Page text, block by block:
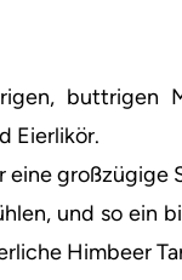
buttrigen
Eierlikör.
eine
und so ein
Himbeer